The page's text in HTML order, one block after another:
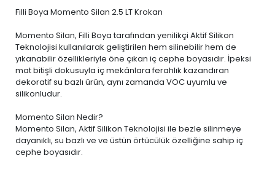
Filli Boya Momento Silan 2.5 LT Krokan
Momento Silan, Filli Boya tarafından yenilikçi Aktif Silikon
Teknolojisi kullanılarak geliştirilen hem silinebilir hem de
yıkanabilir özellikleriyle öne çıkan iç cephe boyasıdır. İpeksi
mat bitişli dokusuyla iç mekânlara ferahlık kazandıran
dekoratif su bazlı ürün, aynı zamanda VOC uyumlu ve
silikonludur.
Momento Silan Nedir?
Momento Silan, Aktif Silikon Teknolojisi ile bezle silinmeye
dayanıklı, su bazlı ve ve üstün örtücülük özelliğine sahip iç
cephe boyasıdır.